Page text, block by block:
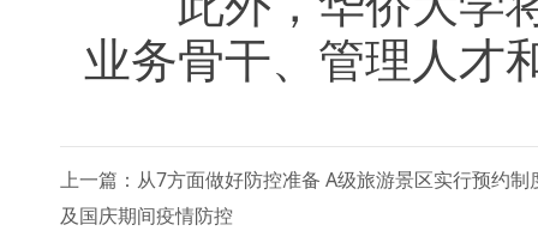
业务骨干、管理人才
上一篇：从7方面做好防控准备 A级旅游景区实行预约
及国庆期间疫情防控